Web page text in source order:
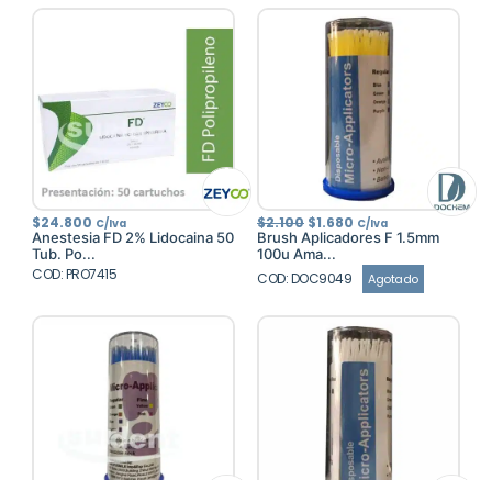
$24.800 C/Iva
Anestesia FD 2% Lidocaina 50
Tub. Po...
COD: PRO7415
$2.100 El
precio
original
era:
$2.100.
$1.680 El
precio
actual
es:
$1.680.
C/Iva
Brush Aplicadores F 1.5mm
100u Ama...
COD: DOC9049 Agotado